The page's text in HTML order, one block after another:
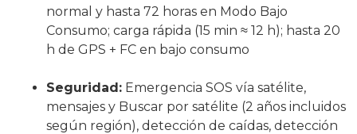
normal y hasta 72 horas en Modo Bajo
Consumo; carga rápida (15 min ≈ 12 h); hasta 20
h de GPS + FC en bajo consumo
Seguridad: Emergencia SOS vía satélite,
mensajes y Buscar por satélite (2 años incluidos
según región), detección de caídas, detección